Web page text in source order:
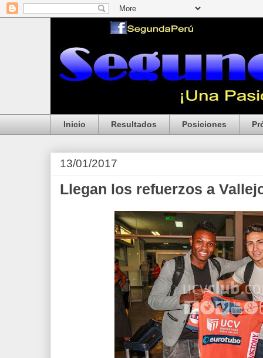
Inicio Resultados Posiciones
13/01/2017
Llegan los refuerzos a